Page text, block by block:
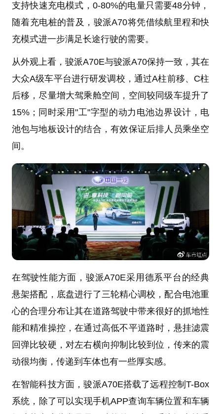
支持快速充电模式，0-80%的电量只需要48分钟，
随着充电桩的普及，骏派A70将凭借续航里程和快
充模式进一步满足长途行驶的需要。
从外观上看，骏派A70E与骏派A70保持一致，其在
大众A级车平台进行研发调校，通过A柱前移、C柱
后移，尽量增大驾乘舱空间，空间较同级车提升了
15%；同时采用"工"字型的动力电池边界设计，电
池包与地板设计的结合，有效保证后排人员乘坐空
间。
在驾驶性能方面，骏派A70E采用德系平台的经典
悬架搭配，底盘进行了三轮精心调校，配合电池重
心的合理分布让其在道路驾驶中带来很好的抓地性
能和精准操控，在通过高低不平道路时，悬挂滤震
回弹比较硬，对左右横向抑制比较到位，传来的震
动很均衡，传递到车体也有一些厚实感。
在智能科技方面，骏派A70E搭载了远程控制T-Box
系统，除了可以实现手机APP查询车辆位置和车辆